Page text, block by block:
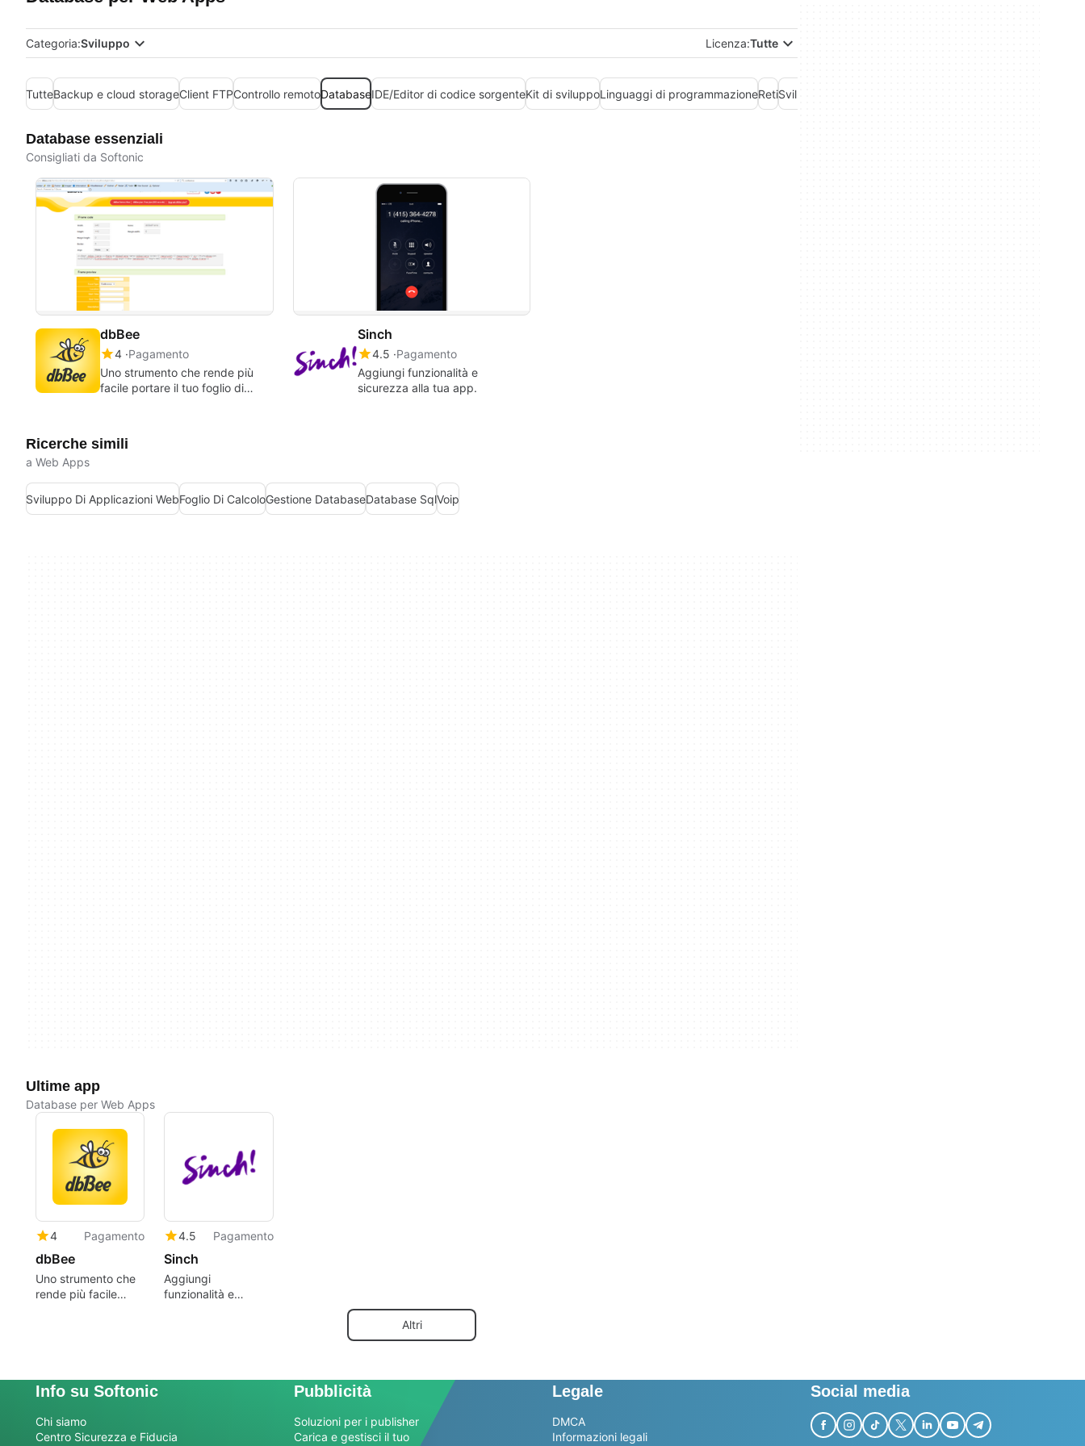
Categoria:Sviluppo Licenza:Tutte
TutteBackup e cloud storageClient FTPControllo remotoDatabaseIDE/Editor di codice sorgenteKit di sviluppoLinguaggi di programmazioneRetiSviluppo Web
Database essenziali
Consigliati da Softonic
dbBee
4 Pagamento
Uno strumento che rende più
facile portare il tuo foglio di
Sinch
4.5 Pagamento
Aggiungi funzionalità e
sicurezza alla tua app.
Ricerche simili
a Web Apps
Sviluppo Di Applicazioni WebFoglio Di CalcoloGestione DatabaseDatabase SqlVoip
Ultime app
Database per Web Apps
4 Pagamento
dbBee
Uno strumento che
rende più facile
4.5 Pagamento
Sinch
Aggiungi
funzionalità e
Altri
Info su Softonic
Chi siamo
Centro Sicurezza e Fiducia
Pubblicità
Soluzioni per i publisher
Carica e gestisci il tuo
Legale
DMCA
Informazioni legali
Social media